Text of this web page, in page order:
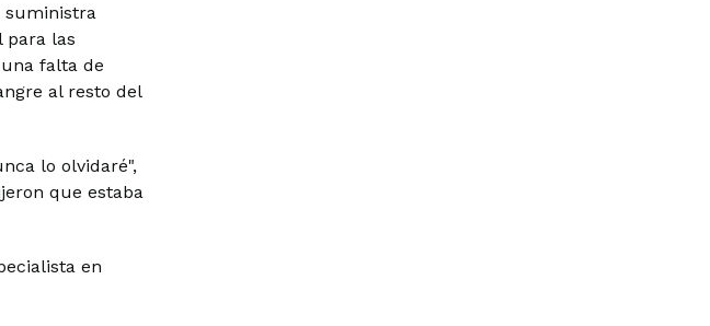
suministra
para las
falta de
al resto del
lo olvidaré",
que estaba
en